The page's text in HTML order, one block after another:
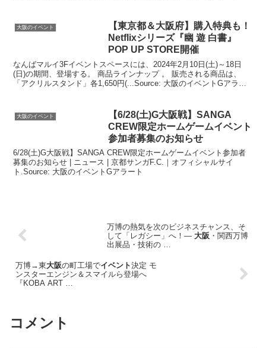
大阪のイベント 【東京都＆大阪府】購入特典も！
Netflixシリーズ『幽 遊 白書』
POP UP STORE開催
なんばマルイ3Fイベントスペースには、2024年2月10日(土)～18日
(日)の期間、登場する。 商品ラインナップ 。 販売される商品は、
「アクリルスタンド」各1,650円(...Source: 大阪のイベントGアラー
大阪のイベント 【6/28(土)G大阪戦】SANGA
CREW限定ホームゲームイベント
参加者募集のお知らせ
6/28(土)G大阪戦】SANGA CREW限定ホームゲームイベント参加者
募集のお知らせ | ニュース | 京都サンガF.C.｜オフィシャルサイ
ト.Source: 大阪のイベントGアラート
万博の熱気を次のビジネスチャンス、そ
して「レガシー」へ！― 大阪 ・関西万博
出展品・技術の …
万博→東大阪の町工場でイベント決定 モ
ンスターエンジン＆スマイルら登場へ
『KOBA ART …
コメント